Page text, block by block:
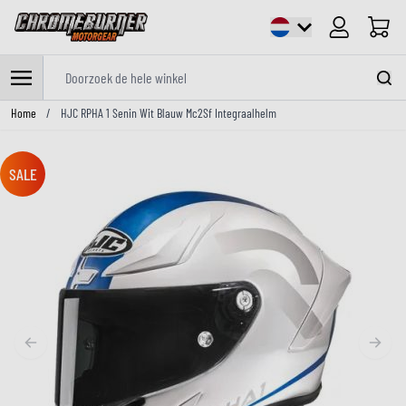
Cart
Ga naar de inhoud
Home / HJC RPHA 1 Senin Wit Blauw Mc2Sf Integraalhelm
SALE